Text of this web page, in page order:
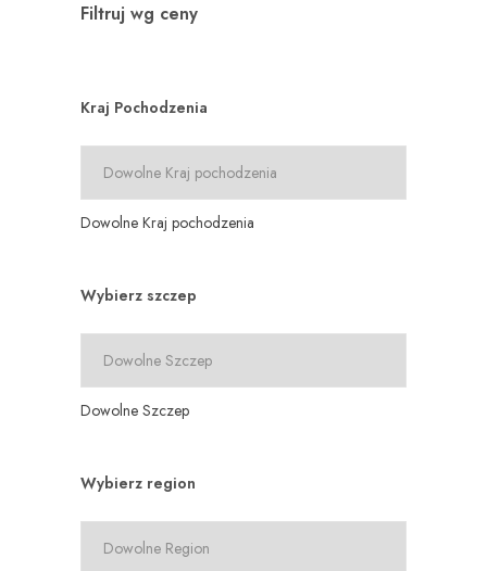
Filtruj wg ceny
Kraj Pochodzenia
Dowolne Kraj pochodzenia
Wybierz szczep
Dowolne Szczep
Wybierz region